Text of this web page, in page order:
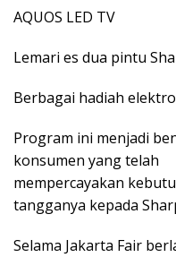
AQUOS LED TV
Lemari es dua pintu
Berbagai hadiah
Program ini menjadi
konsumen yang telah
mempercayakan
tangganya kepada
Selama Jakarta Fair